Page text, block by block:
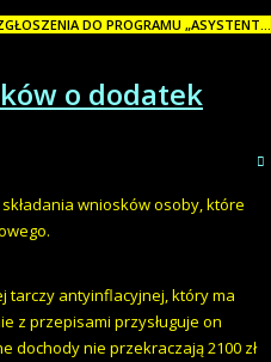
DO PROGRAMU „ASYSTENT...
o dodatek
wniosków osoby, które
tarczy antyinflacyjnej, który ma
z przepisami przysługuje on
dochody nie przekraczają 2100 zł